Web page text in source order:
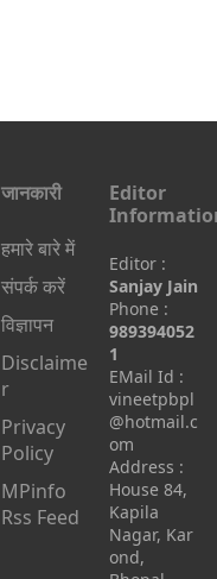
जानकारी
हमारे बारे में
संपर्क करें
विज्ञापन
Disclaime
r
Privacy
Policy
MPinfo
Rss Feed
Editor
Editor :
Sanjay Jain
Phone :
989394052
1
EMail Id :
vineetpbpl
@hotmail.c
om
Address :
House 84,
Kapila
Nagar, Kar
ond,